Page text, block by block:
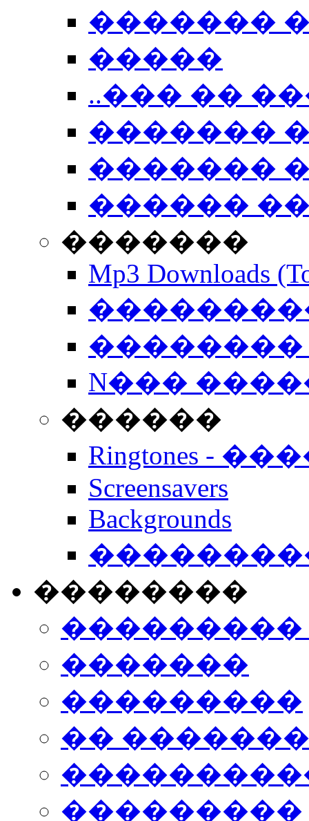
�������
�����
..��� ��
�������
�������
������
�������
Mp3 Downloads
��������
N���
������
Ringtones -
Screensavers
Backgrounds
��������
���������
�������
���������
��
���������